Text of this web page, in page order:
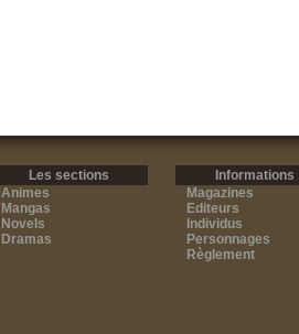
Les sections
Animes
Mangas
Novels
Dramas
Informations
Magazines
Editeurs
Individus
Personnages
Règlement